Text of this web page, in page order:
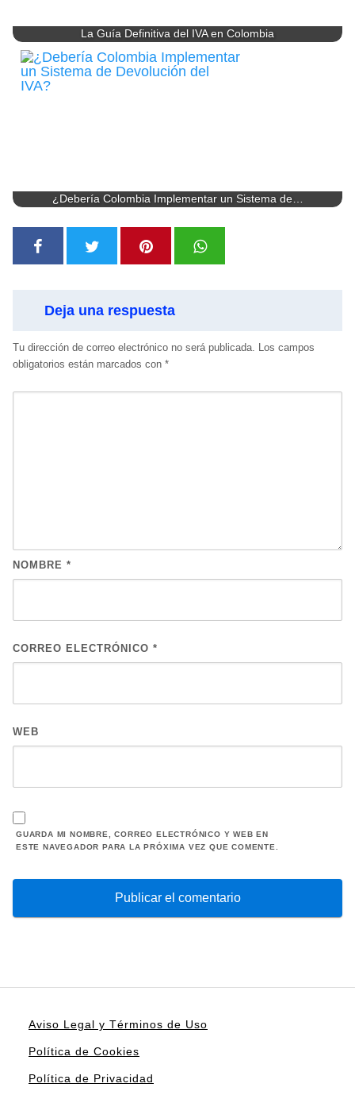
La Guía Definitiva del IVA en Colombia
¿Debería Colombia Implementar un Sistema de…
Deja una respuesta
Tu dirección de correo electrónico no será publicada. Los campos
obligatorios están marcados con *
NOMBRE *
CORREO ELECTRÓNICO *
WEB
GUARDA MI NOMBRE, CORREO ELECTRÓNICO Y WEB EN
ESTE NAVEGADOR PARA LA PRÓXIMA VEZ QUE COMENTE.
Aviso Legal y Términos de Uso
Política de Cookies
Política de Privacidad